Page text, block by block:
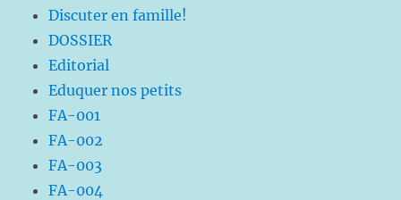
Discuter en famille!
DOSSIER
Editorial
Eduquer nos petits
FA-001
FA-002
FA-003
FA-004